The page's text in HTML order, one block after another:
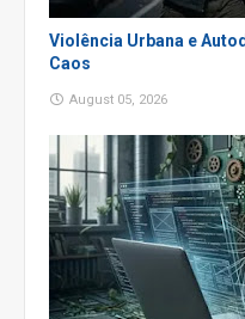
Violência Urbana e
Caos
August 05, 2026